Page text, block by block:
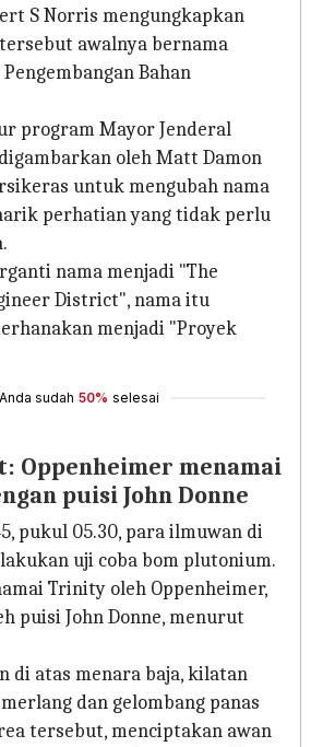
S Norris mengungkapkan
awalnya bernama
Bahan
program Mayor Jenderal
oleh Matt Damon
untuk mengubah nama
perhatian yang tidak perlu
nama menjadi "The
District", nama itu
menjadi "Proyek
Anda sudah 50% selesai
Oppenheimer menamai
puisi John Donne
pukul 05.30, para ilmuwan di
uji coba bom plutonium.
Trinity oleh Oppenheimer,
puisi John Donne, menurut
di atas menara baja, kilatan
dan gelombang panas
tersebut, menciptakan awan